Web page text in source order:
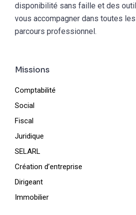
disponibilité sans faille et des
vous accompagner dans toutes
parcours professionnel.
Missions
Comptabilité
Social
Fiscal
Juridique
SELARL
Création d’entreprise
Dirigeant
Immobilier